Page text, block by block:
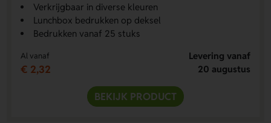
Verkrijgbaar in diverse kleuren
Lunchbox bedrukken op deksel
Bedrukken vanaf 25 stuks
Al vanaf
€ 2,32
Levering vanaf
20 augustus
BEKIJK PRODUCT